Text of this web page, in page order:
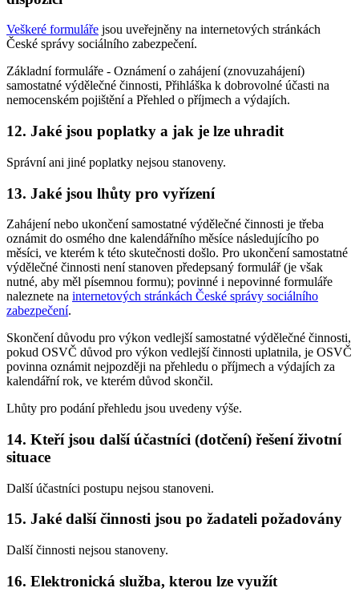
Veškeré formuláře jsou uveřejněny na internetových stránkách
České správy sociálního zabezpečení.
Základní formuláře - Oznámení o zahájení (znovuzahájení)
samostatné výdělečné činnosti, Přihláška k dobrovolné účasti na
nemocenském pojištění a Přehled o příjmech a výdajích.
12. Jaké jsou poplatky a jak je lze uhradit
Správní ani jiné poplatky nejsou stanoveny.
13. Jaké jsou lhůty pro vyřízení
Zahájení nebo ukončení samostatné výdělečné činnosti je třeba
oznámit do osmého dne kalendářního měsíce následujícího po
měsíci, ve kterém k této skutečnosti došlo. Pro ukončení samostatné
výdělečné činnosti není stanoven předepsaný formulář (je však
nutné, aby měl písemnou formu); povinné i nepovinné formuláře
naleznete na internetových stránkách České správy sociálního
zabezpečení.
Skončení důvodu pro výkon vedlejší samostatné výdělečné činnosti,
pokud OSVČ důvod pro výkon vedlejší činnosti uplatnila, je OSVČ
povinna oznámit nejpozději na přehledu o příjmech a výdajích za
kalendářní rok, ve kterém důvod skončil.
Lhůty pro podání přehledu jsou uvedeny výše.
14. Kteří jsou další účastníci (dotčení) řešení životní
situace
Další účastníci postupu nejsou stanoveni.
15. Jaké další činnosti jsou po žadateli požadovány
Další činnosti nejsou stanoveny.
16. Elektronická služba, kterou lze využít